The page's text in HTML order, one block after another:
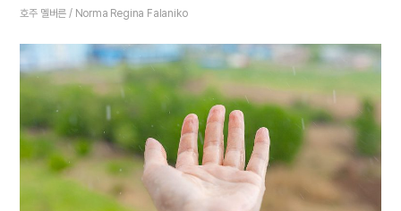
좋아요. 비밀 재료가 있어요?” “당연하지. 저녁 먹을 때 말해줄게.” 방으로
썼다. 하나님께서는 사랑하는 자녀들을 위해 희생하신다. 우리도 하늘
어머니의 본을 따라 형제자매를 섬겨야 한다. 그때 엄마의 목소리가 들렸다.
“저녁 먹자!” 나는 아빠, 동생과 함께 식탁에 앉았다. “엄마, 비밀 재료가
뭐예요?” 엄마가 대답했다. “바로 사랑이지!” 아주 행복한 저녁이었다. 저희
가족의 마음을 하나님의 사랑으로 채워주시니 절로 행복합니다. 하나님께
감사드립니다.
호주 멜버른 / Norma Regina Falaniko